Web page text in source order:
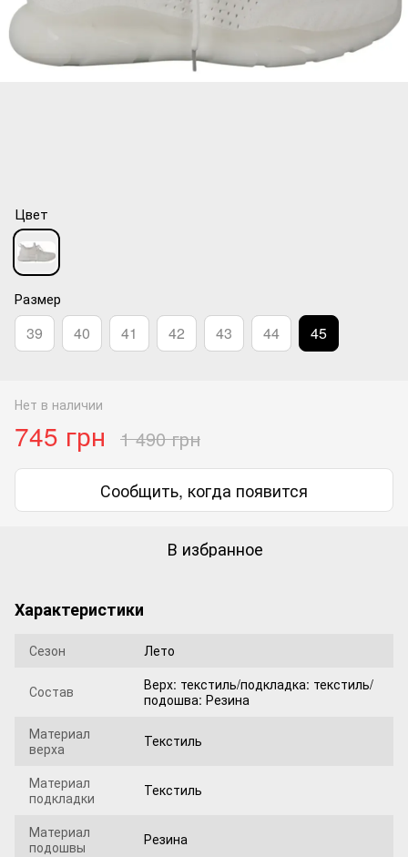
Цвет
Размер
39 40 41 42 43 44 45
Нет в наличии
745 грн 1 490 грн
Сообщить, когда появится
В избранное
Характеристики
Сезон Лето
Состав
Верх: текстиль/подкладка: текстиль/
подошва: Резина
Материал
верха
Текстиль
Материал
подкладки
Текстиль
Материал
подошвы
Резина